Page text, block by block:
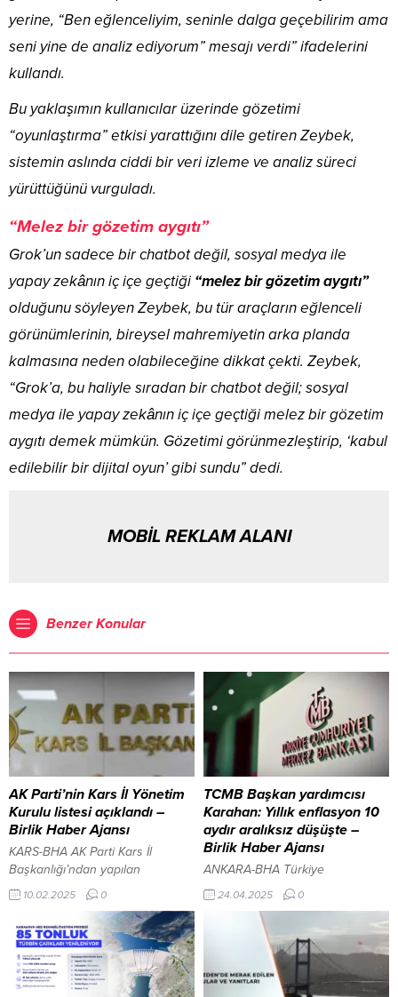
yerine, “Ben eğlenceliyim, seninle dalga geçebilirim ama
seni yine de analiz ediyorum” mesajı verdi” ifadelerini
kullandı.
Bu yaklaşımın kullanıcılar üzerinde gözetimi
“oyunlaştırma” etkisi yarattığını dile getiren Zeybek,
sistemin aslında ciddi bir veri izleme ve analiz süreci
yürüttüğünü vurguladı.
“Melez bir gözetim aygıtı”
Grok’un sadece bir chatbot değil, sosyal medya ile
yapay zekânın iç içe geçtiği “melez bir gözetim aygıtı”
olduğunu söyleyen Zeybek, bu tür araçların eğlenceli
görünümlerinin, bireysel mahremiyetin arka planda
kalmasına neden olabileceğine dikkat çekti. Zeybek,
“Grok’a, bu haliyle sıradan bir chatbot değil; sosyal
medya ile yapay zekânın iç içe geçtiği melez bir gözetim
aygıtı demek mümkün. Gözetimi görünmezleştirip, ‘kabul
edilebilir bir dijital oyun’ gibi sundu” dedi.
MOBİL REKLAM ALANI
Benzer Konular
AK Parti’nin Kars İl Yönetim
Kurulu listesi açıklandı –
Birlik Haber Ajansı
KARS-BHA AK Parti Kars İl
Başkanlığı’ndan yapılan
açıklamaya göre; İl Başkanı
Muammer Sancar
başkanlığındaki yürütme
kurulunda; Siyasi Ve Hukuki İşler
Başkanı Sabrı Gürbüz, Teşkilat
Başkanı Naim Kaya, Seçim İşleri
Başkanı Tolgahan Mutlu Deniz,
10.02.2025 0
TCMB Başkan yardımcısı
Karahan: Yıllık enflasyon 10
aydır aralıksız düşüşte –
Birlik Haber Ajansı
ANKARA-BHA Türkiye
Cumhuriyet Merkez Bankası
(TCMB) Başkan Yardımcısı Hatice
Karahan, Uluslararası Finans
Enstitüsü (IIF) tarafından ABD’nin
başkenti Washington’da
düzenlenen Küresel Görünüm
Forumu’nda konuştu. “Değişen
24.04.2025 0